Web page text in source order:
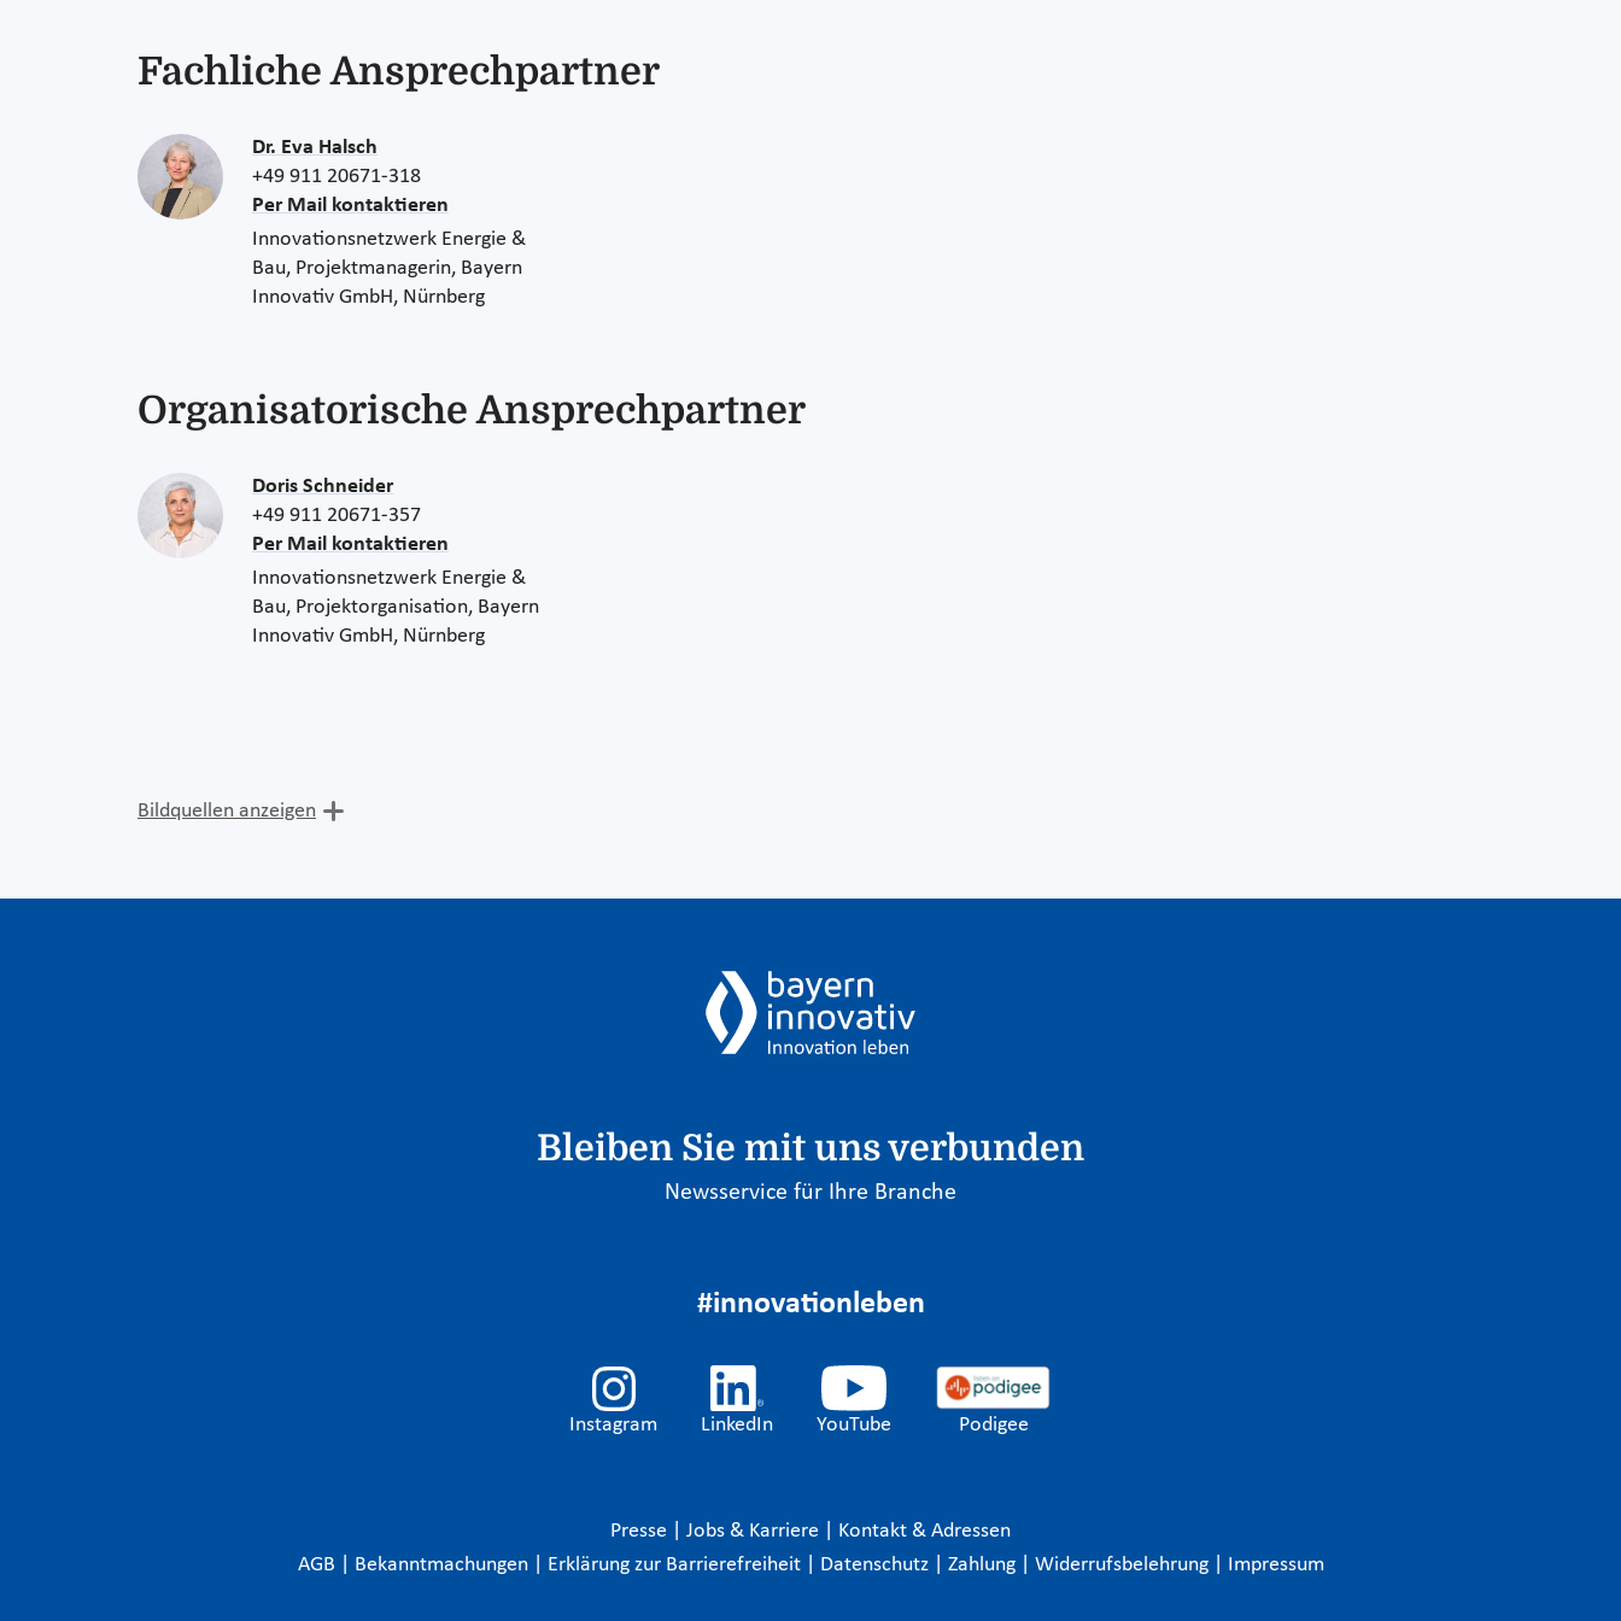
Fachliche Ansprechpartner
Dr. Eva Halsch
+49 911 20671-318
Per Mail kontaktieren
Innovationsnetzwerk Energie &
Bau, Projektmanagerin, Bayern
Innovativ GmbH, Nürnberg
Organisatorische Ansprechpartner
Doris Schneider
+49 911 20671-357
Per Mail kontaktieren
Innovationsnetzwerk Energie &
Bau, Projektorganisation, Bayern
Innovativ GmbH, Nürnberg
Bildquellen anzeigen
Bleiben Sie mit uns verbunden
Newsservice für Ihre Branche
#innovationleben
Instagram LinkedIn YouTube Podigee
Presse Jobs & Karriere
Kontakt & Adressen
AGB
Bekanntmachungen Erklärung zur Barrierefreiheit Datenschutz Zahlung Widerrufsbelehrung Impressum